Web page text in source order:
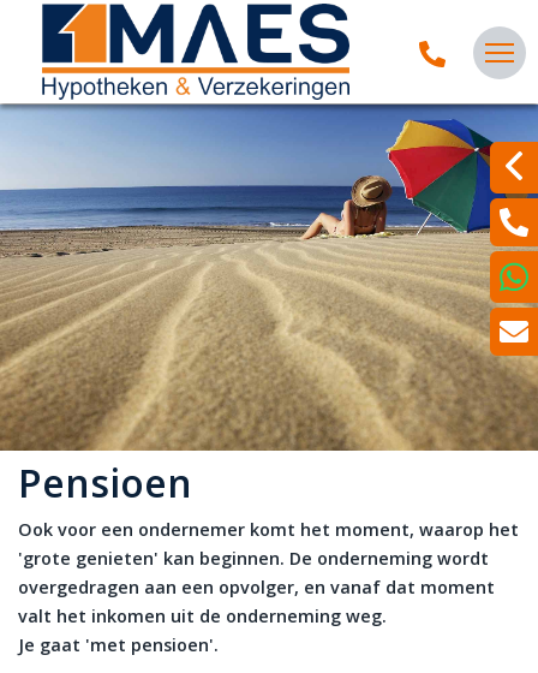
Pensioen
Ook voor een ondernemer komt het moment, waarop het
'grote genieten' kan beginnen. De onderneming wordt
overgedragen aan een opvolger, en vanaf dat moment
valt het inkomen uit de onderneming weg.
Je gaat 'met pensioen'.